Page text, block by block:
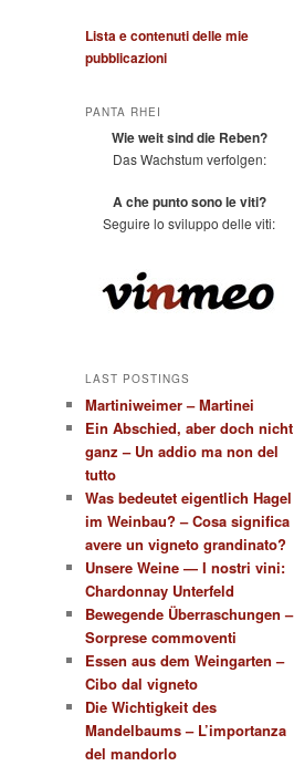
Lista e contenuti delle mie
pubblicazioni
PANTA RHEI
Wie weit sind die Reben?
Das Wachstum verfolgen:
A che punto sono le viti?
Seguire lo sviluppo delle viti:
LAST POSTINGS
Martiniweimer – Martinei
Ein Abschied, aber doch nicht
ganz – Un addio ma non del
tutto
Was bedeutet eigentlich Hagel
im Weinbau? – Cosa significa
avere un vigneto grandinato?
Unsere Weine — I nostri vini:
Chardonnay Unterfeld
Bewegende Überraschungen –
Sorprese commoventi
Essen aus dem Weingarten –
Cibo dal vigneto
Die Wichtigkeit des
Mandelbaums – L’importanza
del mandorlo